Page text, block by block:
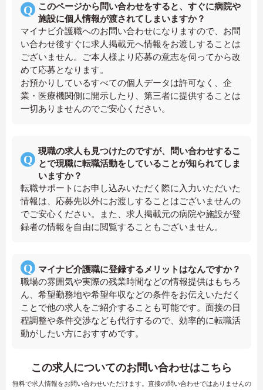
このページから問い合わせをすると、すぐに病院や
施設に個人情報が渡されてしまいますか？
マイナビ介護職へのお問い合わせになりますので、お問
い合わせ後すぐに求人掲載元へ情報をお渡しすることは
ございません。ご本人様より応募の意志を伺ってから改
めて応募となります。
お預かりしているすべての個人データは許可なく、企
業・医療機関側に開示したり、第三者に提供することは
一切ありませんのでご安心ください。
現職の求人も見つけたのですが、問い合わせするこ
とで現職に転職活動をしていることが知られてしま
いますか？
転職サポートにお申し込みいただく際に入力いただいた
情報は、応募先以外にお渡しすることはございませんの
でご安心ください。また、求人掲載元の病院や施設が登
録者の情報を自由に閲覧することもございません。
マイナビ介護職に登録するメリットはなんですか？
職場の雰囲気や実際の残業時間などの情報提供はもちろ
ん、希望勤務地や希望年収などの条件をお伝えいただく
ことで他の求人をご紹介することも可能です。面接の日
程調整や条件交渉なども代行するので、効率的に転職活
動がしたい方におすすめです。
この求人についてのお問い合わせはこちら
無料で求人情報をお問い合わせいただけます。直接の問い合わせではありませんの